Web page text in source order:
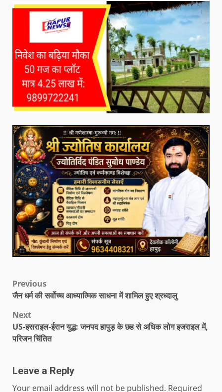
Previous
जैन धर्म की सर्वोच्च आध्यात्मिक साधना में शामिल हुए श्रध्दालु
Next
US-इसराइल-ईरान युद्ध: जनपद हापुड़ के छह से अधिक लोग इजराइल में,
परिजन चिंतित
Leave a Reply
Your email address will not be published. Required